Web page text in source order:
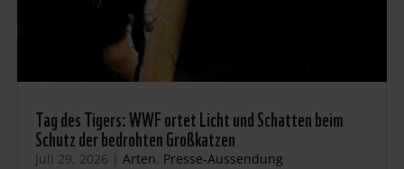
Tag des Tigers: WWF ortet Licht und Schatten beim
Schutz der bedrohten Großkatzen
Juli 29, 2026 | Arten, Presse-Aussendung